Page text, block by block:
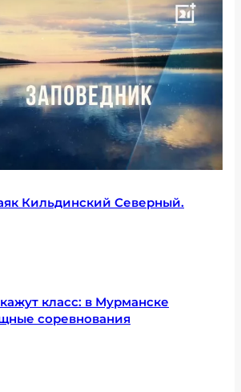
Кильдинский Северный.
класс: в Мурманске
соревнования